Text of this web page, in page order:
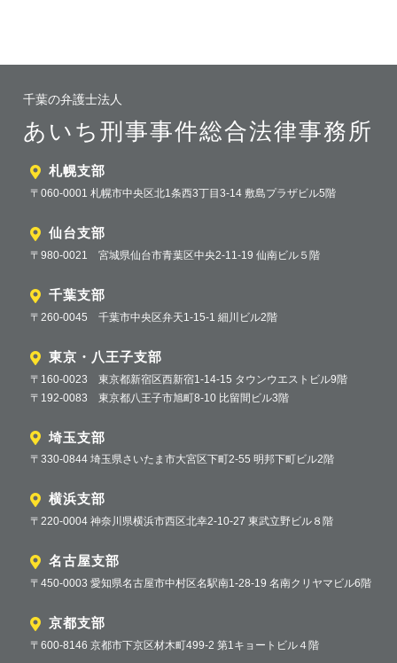
千葉の弁護士法人
あいち刑事事件総合法律事務所
札幌支部
〒060-0001 札幌市中央区北1条西3丁目3-14 敷島プラザビル5階
仙台支部
〒980-0021 宮城県仙台市青葉区中央2-11-19 仙南ビル５階
千葉支部
〒260-0045 千葉市中央区弁天1-15-1 細川ビル2階
東京・八王子支部
〒160-0023 東京都新宿区西新宿1-14-15 タウンウエストビル9階
〒192-0083 東京都八王子市旭町8-10 比留間ビル3階
埼玉支部
〒330-0844 埼玉県さいたま市大宮区下町2-55 明邦下町ビル2階
横浜支部
〒220-0004 神奈川県横浜市西区北幸2-10-27 東武立野ビル８階
名古屋支部
〒450-0003 愛知県名古屋市中村区名駅南1-28-19 名南クリヤマビル6階
京都支部
〒600-8146 京都市下京区材木町499-2 第1キョートビル４階